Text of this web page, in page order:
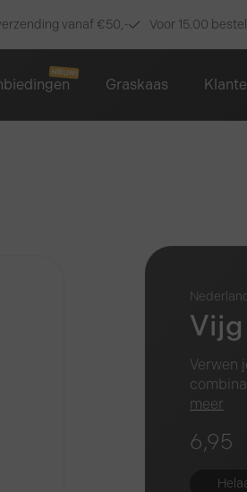
vanaf €50,- Voor 15.00
Graskaas
Nederland
Verwen
meer
6,95